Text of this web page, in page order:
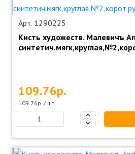
Арт. 1290225
Кисть художеств. Малевичъ
109.76р.
109.76р. / шт.